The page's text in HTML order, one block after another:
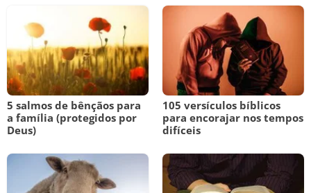
5 salmos de bênçãos para
a família (protegidos por
Deus)
105 versículos bíblicos
para encorajar nos tempos
difíceis